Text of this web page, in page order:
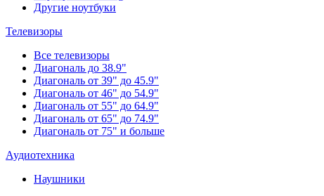
Другие ноутбуки
Телевизоры
Все телевизоры
Диагональ до 38.9"
Диагональ от 39" до 45.9"
Диагональ от 46" до 54.9"
Диагональ от 55" до 64.9"
Диагональ от 65" до 74.9"
Диагональ от 75" и больше
Аудиотехника
Наушники